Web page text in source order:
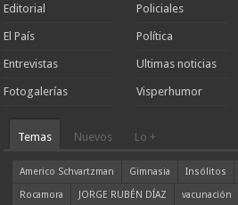
Editorial
El País
Entrevistas
Fotogalerías
Policiales
Política
Ultimas noticias
Visperhumor
Temas Nuevos Lo +
Americo Schvartzman Gimnasia Insólitos
Rocamora
JORGE RUBÉN DÍAZ vacunación